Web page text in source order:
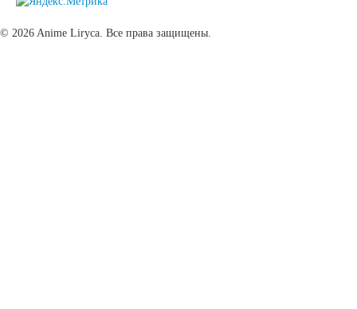
© 2026 Anime Liryca. Все права защищены.